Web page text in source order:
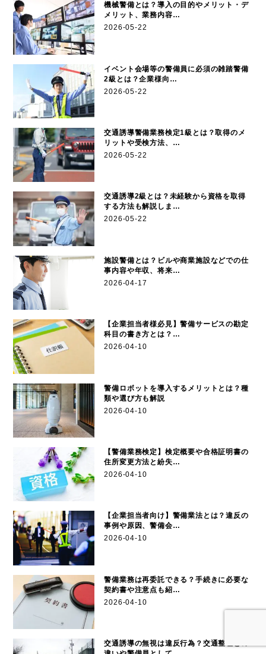
機械警備とは？導入の目的やメリット・デ
メリット、業務内容…
2026-05-22
イベント会場等の警備員に必須の雑踏警備
2級とは？企業様向…
2026-05-22
交通誘導警備業務検定1級とは？取得のメ
リットや受検方法、…
2026-05-22
交通誘導2級とは？未経験から資格を取得
する方法も解説しま…
2026-05-22
施設警備とは？ビルや商業施設などでの仕
事内容や年収、将来…
2026-04-17
【企業担当者様必見】警備サービスの勘定
科目の書き方とは？…
2026-04-10
警備ロボットを導入するメリットとは？種
類や選び方も解説
2026-04-10
【警備業務検定】検定概要や合格証明書の
住所変更方法と紛失…
2026-04-10
【企業担当者向け】警備業法とは？違反の
事例や原因、警備会…
2026-04-10
警備業務は再委託できる？手続きに必要な
契約書や注意点も紹…
2026-04-10
交通誘導の無視は違反行為？交通整理との